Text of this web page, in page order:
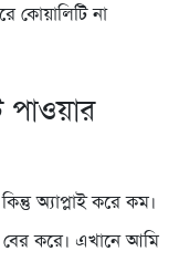
কোয়ালিটি না
পাওয়ার
অ্যাপ্লাই করে কম।
করে। এখানে আমি